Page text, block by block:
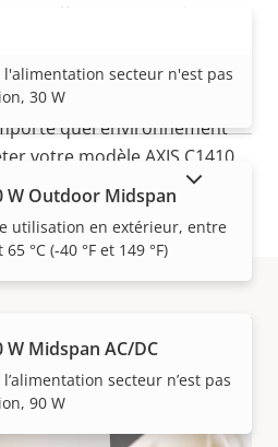
complète sur votre site.
restreints. Au plafond, sur
étroits. Et il se fond
quel environnement
votre modèle AXIS C1410,
le support AXIS TC1601
de nombreuses
PLUS
l'alimentation secteur n'est pas
30 W
W Outdoor Midspan
utilisation en extérieur, entre
65 °C (-40 °F et 149 °F)
W Midspan AC/DC
secteur n’est pas
90 W
les produits individuels sont
manière experte par nos